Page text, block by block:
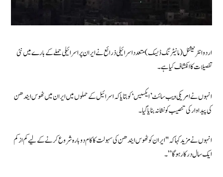
اردو انٹرنیشنل (مانیٹرنگ ڈیسک)متعدد اسرائیلی ذرائع نے ایران پر اسرائیلی حملے کے بارے میں نئی
تفصیلات کا انکشاف کیا ہے۔
انہوں نے امریکی ویب سائٹ ’ایکسیس‘ کو بتایا کہ اسرائیل کے حملوں میں ایران میں ٹھوس ایندھن
کی پیداوار کی تنصیب کو نشانہ بنایا گیا۔
انہوں نے مزید کہا کہ "ایران کو ٹھوس ایندھن کی سہولت کا کام دوبارہ شروع کرنے کے لیے کم از کم
ایک سال درکار ہوگا”۔